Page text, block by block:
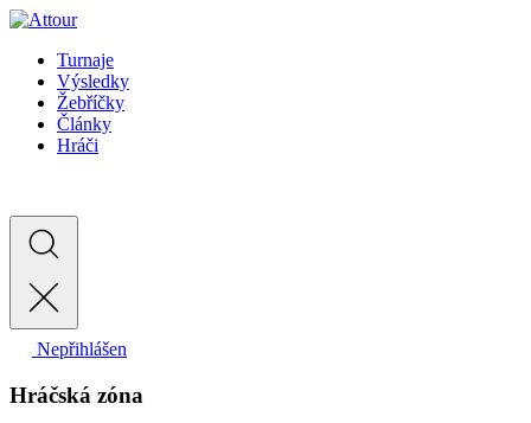
Turnaje
Výsledky
Žebříčky
Články
Hráči
Nepřihlášen
Hráčská zóna